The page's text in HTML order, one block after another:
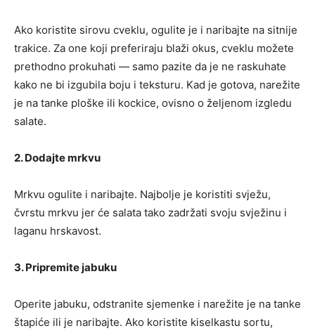
Ako koristite sirovu cveklu, ogulite je i naribajte na sitnije
trakice. Za one koji preferiraju blaži okus, cveklu možete
prethodno prokuhati — samo pazite da je ne raskuhate
kako ne bi izgubila boju i teksturu. Kad je gotova, narežite
je na tanke ploške ili kockice, ovisno o željenom izgledu
salate.
2. Dodajte mrkvu
Mrkvu ogulite i naribajte. Najbolje je koristiti svježu,
čvrstu mrkvu jer će salata tako zadržati svoju svježinu i
laganu hrskavost.
3. Pripremite jabuku
Operite jabuku, odstranite sjemenke i narežite je na tanke
štapiće ili je naribajte. Ako koristite kiselkastu sortu,